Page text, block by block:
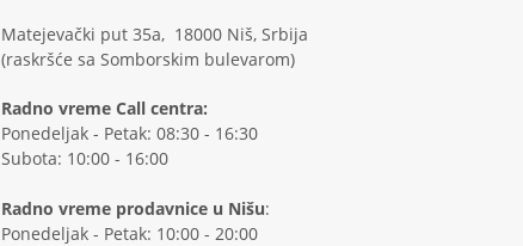
Matejevački put 35a, 18000 Niš, Srbija
(raskršće sa Somborskim bulevarom)
Radno vreme Call centra:
Ponedeljak - Petak: 08:30 - 16:30
Subota: 10:00 - 16:00
Radno vreme prodavnice u Nišu:
Ponedeljak - Petak: 10:00 - 20:00